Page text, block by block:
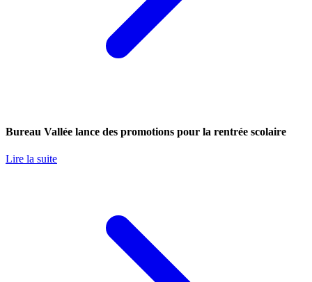
Bureau Vallée lance des promotions pour la rentrée scolaire
Lire la suite